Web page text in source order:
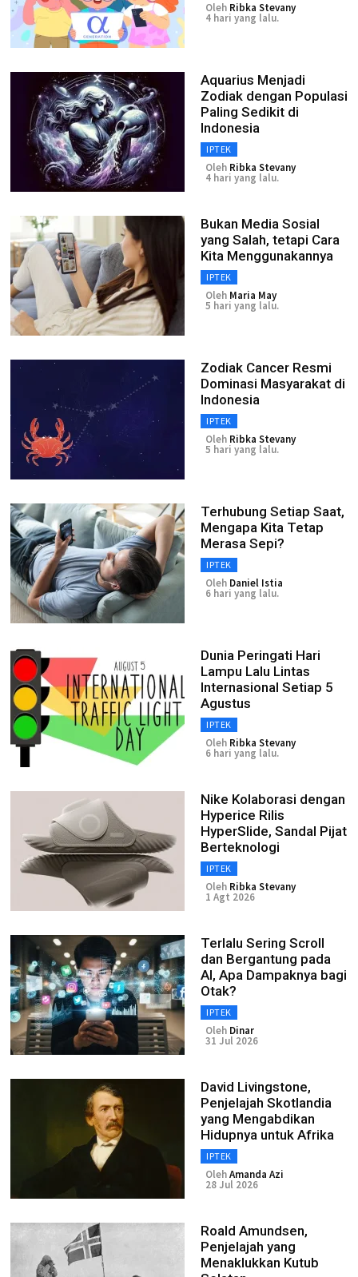
Oleh Ribka Stevany
4 hari yang lalu.
Aquarius Menjadi
Zodiak dengan Populasi
Paling Sedikit di
Indonesia
IPTEK
Oleh Ribka Stevany
4 hari yang lalu.
Bukan Media Sosial
yang Salah, tetapi Cara
Kita Menggunakannya
IPTEK
Oleh Maria May
5 hari yang lalu.
Zodiak Cancer Resmi
Dominasi Masyarakat di
Indonesia
IPTEK
Oleh Ribka Stevany
5 hari yang lalu.
Terhubung Setiap Saat,
Mengapa Kita Tetap
Merasa Sepi?
IPTEK
Oleh Daniel Istia
6 hari yang lalu.
Dunia Peringati Hari
Lampu Lalu Lintas
Internasional Setiap 5
Agustus
IPTEK
Oleh Ribka Stevany
6 hari yang lalu.
Nike Kolaborasi dengan
Hyperice Rilis
HyperSlide, Sandal Pijat
Berteknologi
IPTEK
Oleh Ribka Stevany
1 Agt 2026
Terlalu Sering Scroll
dan Bergantung pada
AI, Apa Dampaknya bagi
Otak?
IPTEK
Oleh Dinar
31 Jul 2026
David Livingstone,
Penjelajah Skotlandia
yang Mengabdikan
Hidupnya untuk Afrika
IPTEK
OlehAmanda Azi
28 Jul 2026
Roald Amundsen,
Penjelajah yang
Menaklukkan Kutub